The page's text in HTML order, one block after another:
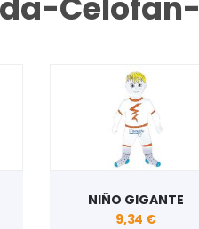
NIÑO GIGANTE
9,34 €